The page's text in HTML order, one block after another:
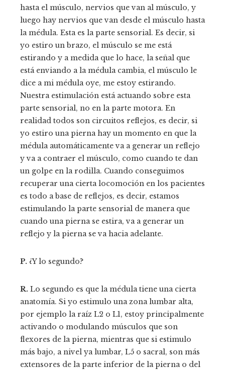
hasta el músculo, nervios que van al músculo, y
luego hay nervios que van desde el músculo hasta
la médula. Esta es la parte sensorial. Es decir, si
yo estiro un brazo, el músculo se me está
estirando y a medida que lo hace, la señal que
está enviando a la médula cambia, el músculo le
dice a mi médula oye, me estoy estirando.
Nuestra estimulación está actuando sobre esta
parte sensorial, no en la parte motora. En
realidad todos son circuitos reflejos, es decir, si
yo estiro una pierna hay un momento en que la
médula automáticamente va a generar un reflejo
y va a contraer el músculo, como cuando te dan
un golpe en la rodilla. Cuando conseguimos
recuperar una cierta locomoción en los pacientes
es todo a base de reflejos, es decir, estamos
estimulando la parte sensorial de manera que
cuando una pierna se estira, va a generar un
reflejo y la pierna se va hacia adelante.
P. ¿Y lo segundo?
R. Lo segundo es que la médula tiene una cierta
anatomía. Si yo estimulo una zona lumbar alta,
por ejemplo la raíz L2 o L1, estoy principalmente
activando o modulando músculos que son
flexores de la pierna, mientras que si estimulo
más bajo, a nivel ya lumbar, L5 o sacral, son más
extensores de la parte inferior de la pierna o del